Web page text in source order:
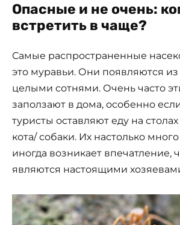
Опасные и не очень:
встретить в чаще?
Самые распространенные
это муравьи. Они появляются
целыми сотнями. Очень часто
заползают в дома, особенно
туристы оставляют еду на
кота/ собаки. Их настолько
иногда возникает впечатление,
являются настоящими